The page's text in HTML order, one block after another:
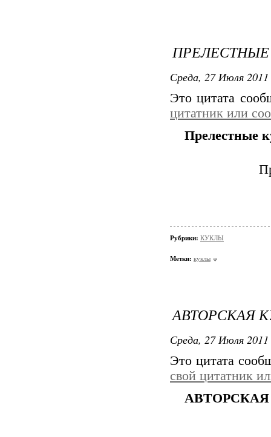
ПРЕЛЕСТНЫЕ
Среда, 27 Июля
Это цитата
цитатник или
Прелестные
Рубрики: КУКЛЫ
Метки: куклы
АВТОРСКАЯ
Среда, 27 Июля
Это цитата
свой цитатник